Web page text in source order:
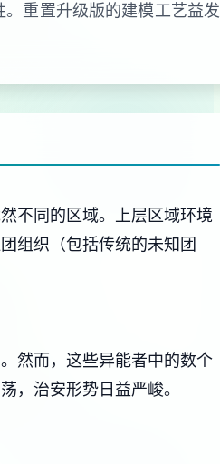
重置升级版的建模工艺益发
不同的区域。上层区域环境
组织（包括传统的未知团
然而，这些异能者中的数个
，治安形势日益严峻。